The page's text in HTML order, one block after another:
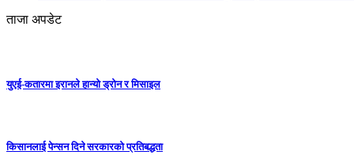
ताजा अपडेट
युएई-कतारमा इरानले हान्यो ड्रोन र मिसाइल
किसानलाई पेन्सन दिने सरकारको प्रतिबद्धता